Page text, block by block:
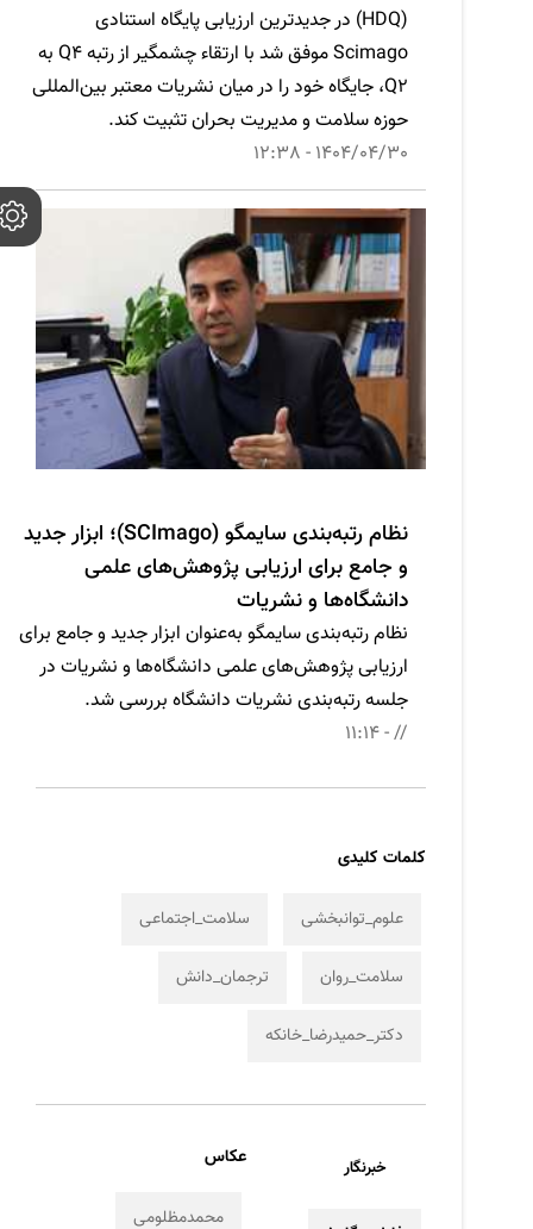
(HDQ) در جدیدترین ارزیابی پایگاه استنادی
Scimago موفق شد با ارتقاء چشمگیر از رتبه Q4 به
Q2، جایگاه خود را در میان نشریات معتبر بین‌المللی
حوزه سلامت و مدیریت بحران تثبیت کند.
1404/04/30 - 12:38
نظام رتبه‌بندی سایمگو (SCImago)؛ ابزار جدید
و جامع برای ارزیابی پژوهش‌های علمی
دانشگاه‌ها و نشریات
نظام رتبه‌بندی سایمگو به‌عنوان ابزار جدید و جامع برای
ارزیابی پژوهش‌های علمی دانشگاه‌ها و نشریات در
جلسه رتبه‌بندی نشریات دانشگاه بررسی شد.
// - 11:14
کلمات کلیدی
علوم_توانبخشی سلامت_اجتماعی
سلامت_روان ترجمان_دانش
دکتر_حمیدرضا_خانکه
خبرنگار عکاس
محمدمظلومی